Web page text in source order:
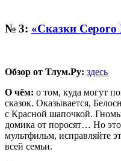
№ 3: «Сказки Серого
Обзор от Тлум.Ру: здесь
О чём: о том, куда могут
сказок. Оказывается,
с Красной шапочкой.
домика от поросят… Но
мультфильм, исправляйте
всей семьи.